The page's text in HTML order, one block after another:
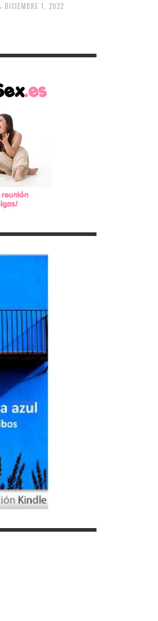
DICIEMBRE 1, 2022